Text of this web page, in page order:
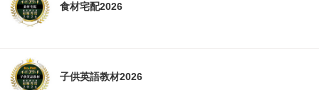
食材宅配2026
子供英語教材2026